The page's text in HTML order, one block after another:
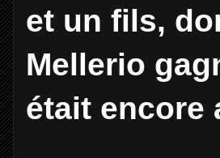
et un fils,
Mellerio
était encore